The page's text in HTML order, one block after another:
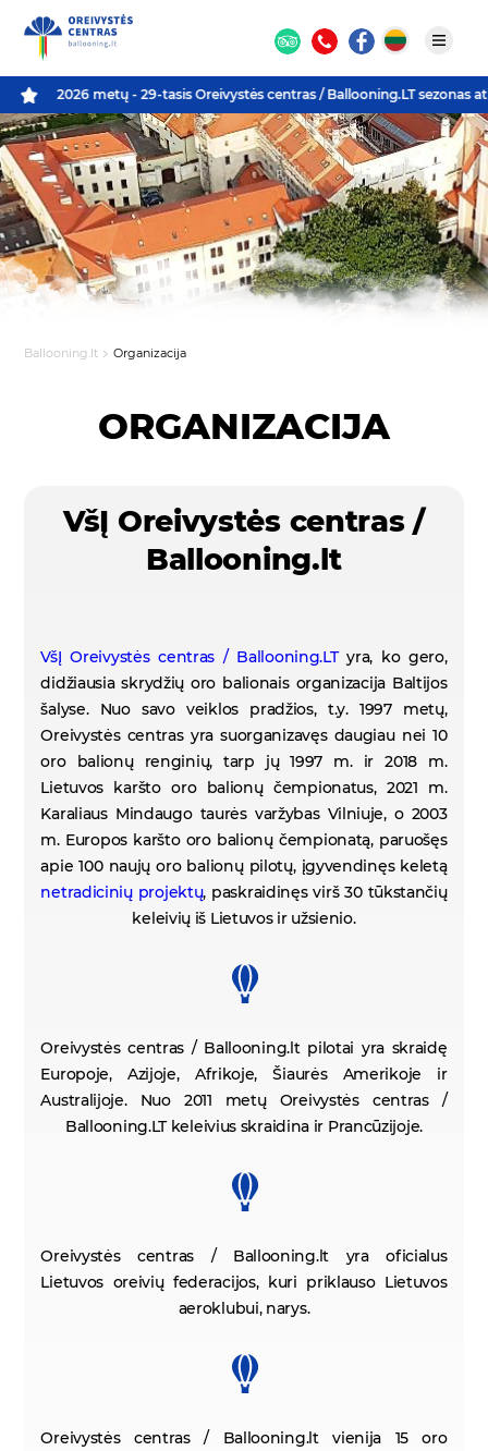
2026 metų - 29-tasis Oreivystės centras / Ballooning.LT sezonas
Ballooning.lt Organizacija
ORGANIZACIJA
VšĮ Oreivystės centras /
Ballooning.lt
VšĮ Oreivystės centras / Ballooning.LTyra, ko gero,
didžiausia skrydžių oro balionais organizacija Baltijos
šalyse. Nuo savo veiklos pradžios, t.y. 1997 metų,
Oreivystės centras yra suorganizavęs daugiau nei 10
oro balionų renginių, tarp jų 1997 m. ir 2018 m.
Lietuvos karšto oro balionų čempionatus, 2021 m.
Karaliaus Mindaugo taurės varžybas Vilniuje, o 2003
m. Europos karšto oro balionų čempionatą, paruošęs
apie 100 naujų oro balionų pilotų, įgyvendinęs keletą
netradicinių projektų, paskraidinęs virš 30 tūkstančių
keleivių iš Lietuvos ir užsienio.
Oreivystės centras / Ballooning.ltpilotai yra skraidę
Europoje, Azijoje, Afrikoje, Šiaurės Amerikoje ir
Australijoje. Nuo 2011 metų Oreivystės centras /
Ballooning.LT keleivius skraidina ir Prancūzijoje.
Oreivystės centras / Ballooning.ltyra oficialus
Lietuvos oreivių federacijos, kuri priklauso Lietuvos
aeroklubui, narys.
Oreivystės centras / Ballooning.ltvienija 15 oro